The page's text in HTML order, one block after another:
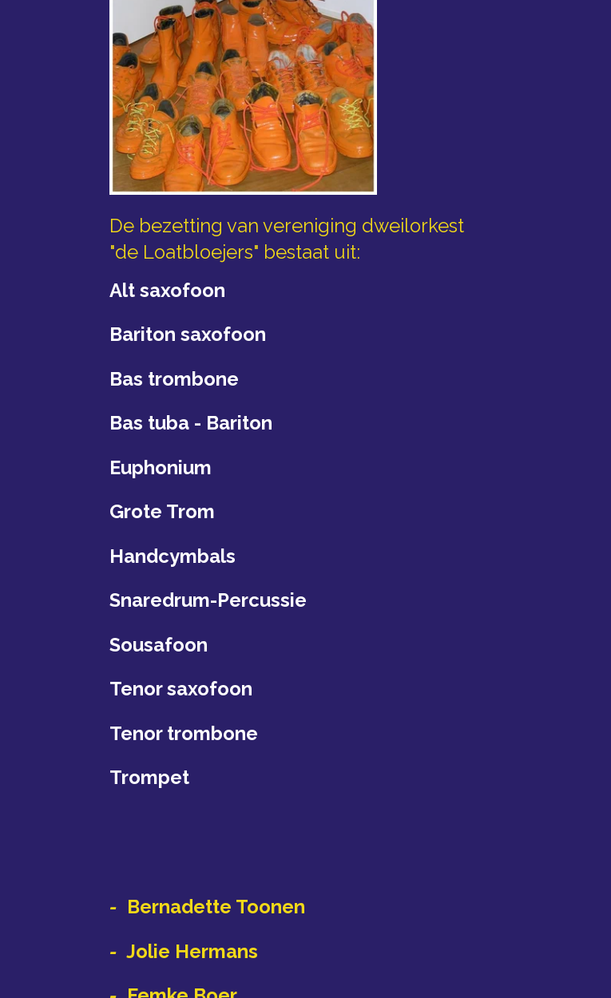
De bezetting van vereniging dweilorkest
"de Loatbloejers" bestaat uit:
Alt saxofoon
Bariton saxofoon
Bas trombone
Bas tuba - Bariton
Euphonium
Grote Trom
Handcymbals
Snaredrum-Percussie
Sousafoon
Tenor saxofoon
Tenor trombone
Trompet
- Bernadette Toonen
- Jolie Hermans